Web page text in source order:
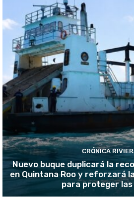
CRÓNICA
Nuevo buque duplicará la
en Quintana Roo y reforzará
para proteger las